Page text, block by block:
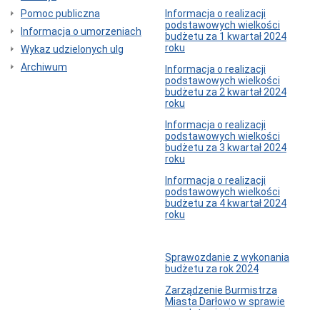
Burmistrza
Zarządzenia
2026
r.
Pomoc publiczna
Informacja o umorzeniach
Wykaz udzielonych ulg
Archiwum
Informacja o realizacji
podstawowych wielkości
budżetu za 1 kwartał 2024
roku
Informacja o realizacji
podstawowych wielkości
budżetu za 2 kwartał 2024
roku
Informacja o realizacji
podstawowych wielkości
budżetu za 3 kwartał 2024
roku
Informacja o realizacji
podstawowych wielkości
budżetu za 4 kwartał 2024
roku
Sprawozdanie z wykonania
budżetu za rok 2024
Zarządzenie Burmistrza
Miasta Darłowo w sprawie